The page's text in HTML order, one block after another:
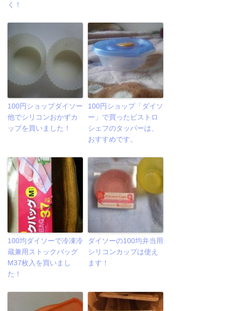
く！
100円ショップダイソー
他でシリコンおかずカ
ップを買いました！
100円ショップ「ダイソ
ー」で買ったビストロ
シェフのタッパーは、
おすすめです。
100均ダイソーで冷凍冷
蔵兼用ストックバッグ
M37枚入を買いまし
た！
ダイソーの100均弁当用
シリコンカップは使え
ます！